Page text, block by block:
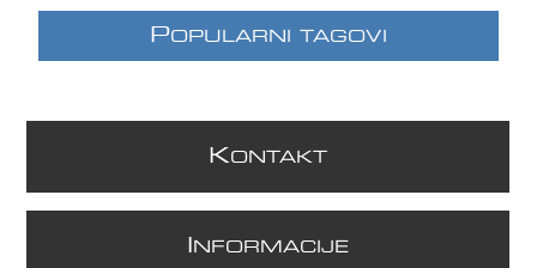
POPULARNI TAGOVI
KONTAKT
NFORMACIJE